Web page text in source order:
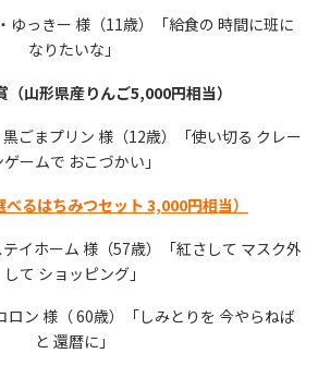
ゆっきー 様（11歳）「給食の 時間に班に
なりたいな」
（山形県産りんご5,000円相当）
ごまプリン 様（12歳）「使い切る クレー
ゲームで おこづかい」
べるはちみつセット 3,000円相当）
イホーム 様（57歳）「紅さして マスク外
して ショッピング」
ロン 様（ 60歳）「しみとりを 今やらねば
と 還暦に」